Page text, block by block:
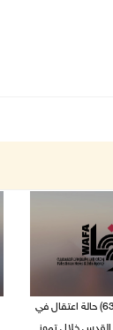
نادي الأسير: (630) حالة اعتقال في